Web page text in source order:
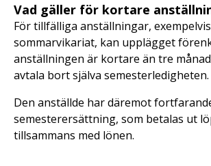
Vad gäller för kortare
För tillfälliga anställningar, exempelvis
sommarvikariat, kan upplägget
anställningen är kortare än tre
avtala bort själva semesterledigheten.
Den anställde har däremot
semesterersättning, som betalas ut
tillsammans med lönen.